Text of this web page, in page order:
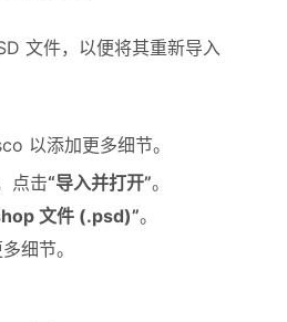
文件，以便将其重新导入
以添加更多细节。
点击“导入并打开”。
文件 (.psd)”。
细节。